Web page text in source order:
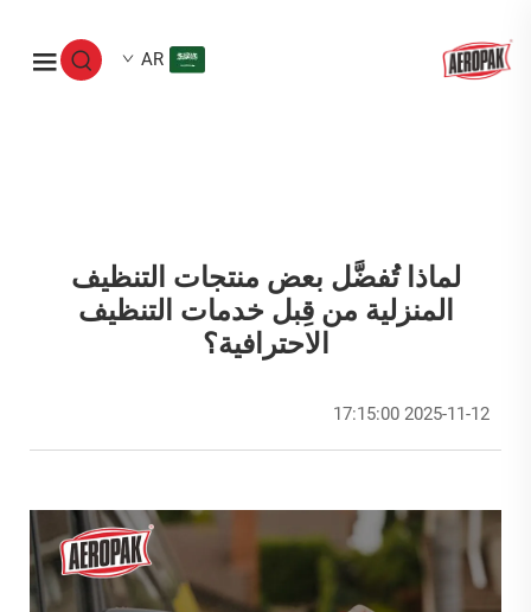
AR
لماذا تُفضَّل بعض منتجات التنظيف
المنزلية من قِبل خدمات التنظيف
الاحترافية؟
2025-11-12 17:15:00